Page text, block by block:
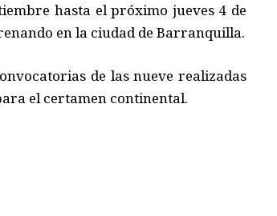
hasta el próximo jueves 4 de
en la ciudad de Barranquilla.
de las nueve realizadas
el certamen continental.